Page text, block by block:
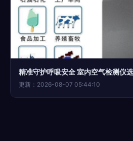
精准守护呼吸安全 室内空气检测仪
更新：2026-08-07 05:44:10